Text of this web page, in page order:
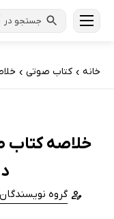
جستجو در
خانه › کتاب‌ صوتی ›
خلاصه کتاب
گروه نویسندگان